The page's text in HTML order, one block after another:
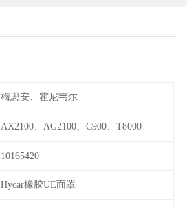
梅思安、霍尼韦尔
AX2100、AG2100、C900、T8000
10165420
Hycar橡胶UE面罩